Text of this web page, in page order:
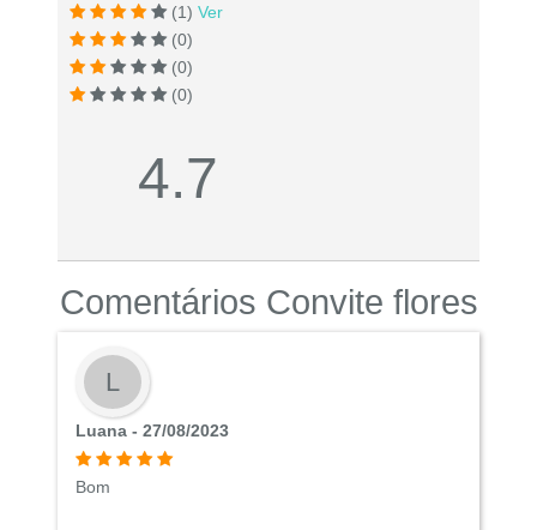
(1) Ver
(0)
(0)
(0)
4.7
Comentários Convite flores
L
Luana - 27/08/2023
Bom